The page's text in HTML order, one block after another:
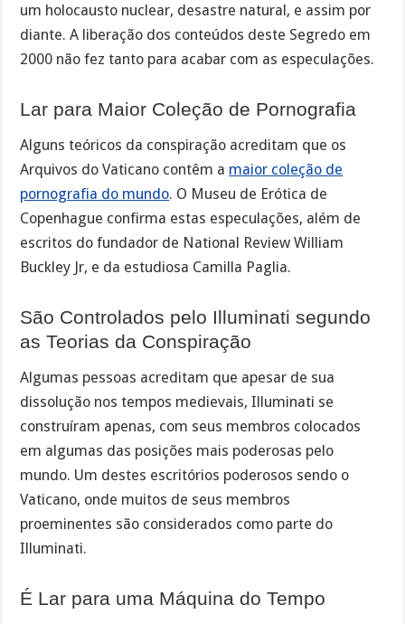
um holocausto nuclear, desastre natural, e assim por
diante. A liberação dos conteúdos deste Segredo em
2000 não fez tanto para acabar com as especulações.
Lar para Maior Coleção de Pornografia
Alguns teóricos da conspiração acreditam que os
Arquivos do Vaticano contêm a maior coleção de
pornografia do mundo. O Museu de Erótica de
Copenhague confirma estas especulações, além de
escritos do fundador de National Review William
Buckley Jr, e da estudiosa Camilla Paglia.
São Controlados pelo Illuminati segundo
as Teorias da Conspiração
Algumas pessoas acreditam que apesar de sua
dissolução nos tempos medievais, Illuminati se
construíram apenas, com seus membros colocados
em algumas das posições mais poderosas pelo
mundo. Um destes escritórios poderosos sendo o
Vaticano, onde muitos de seus membros
proeminentes são considerados como parte do
Illuminati.
É Lar para uma Máquina do Tempo